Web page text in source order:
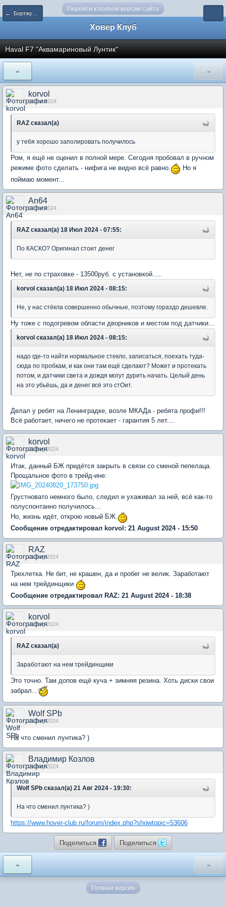
Перейти к полной версии сайта
← Бортжурналы владельцев F7/F7x
Ховер Клуб
Haval F7 "Аквамариновый Лунтик"
« »
korvol
18 Jul 2024
RAZ сказал(а)
у тебя хорошо заполировать получилось
Ром, я ещё не оценил в полной мере. Сегодня пробовал в ручном
режиме фото сделать - нифига не видно всё равно.
Но я
поймаю момент...
An64
19 Jul 2024
RAZ сказал(а) 18 Июл 2024 - 07:55:
По КАСКО? Оригинал стоит денег
Нет, не по страховке - 13500руб. с установкой.....
korvol сказал(а) 18 Июл 2024 - 08:15:
Не, у нас стёкла совершенно обычные, поэтому гораздо дешевле.
Ну тоже с подогревом области дворников и местом под датчики...
korvol сказал(а) 18 Июл 2024 - 08:15:
надо где-то найти нормальное стекло, записаться, поехать туда-
сюда по пробкам, и как они там ещё сделают? Может и протекать
потом, и датчики света и дождя могут дурить начать. Целый день
на это убьёшь, да и денег всё это стОит.
Делал у ребят на Ленинградке, возле МКАДа - ребята профи!!!
Всё работает, ничего не протекает - гарантия 5 лет....
korvol
21 Aug 2024
Итак, данный БЖ придётся закрыть в связи со сменой пепелаца.
Прощальное фото в трейд-ине:
Грустновато немного было, следил и ухаживал за ней, всё как-то
полуспонтанно получилось...
Но, жизнь идёт, открою новый БЖ.
Сообщение отредактировал korvol: 21 August 2024 - 15:50
RAZ
21 Aug 2024
Трехлетка. Не бит, не крашен, да и пробег не велик. Заработают
на нем трейдинщики
Сообщение отредактировал RAZ: 21 August 2024 - 18:38
korvol
21 Aug 2024
RAZ сказал(а)
Заработают на нем трейдинщики
Это точно. Там допов ещё куча + зимняя резина. Хоть диски свои
забрал...
Wolf SPb
21 Aug 2024
На что сменил лунтика? )
Владимир Козлов
21 Aug 2024
Wolf SPb сказал(а) 21 Авг 2024 - 19:30:
На что сменил лунтика? )
https://www.hover-club.ru/forum/index.php?showtopic=53606
Поделиться Поделиться
« »
Полная версия